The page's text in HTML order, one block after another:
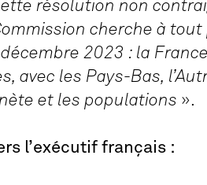
résolution non
cherche à
2023 : la
avec les Pays-Bas,
et les populations ».
l’exécutif français :